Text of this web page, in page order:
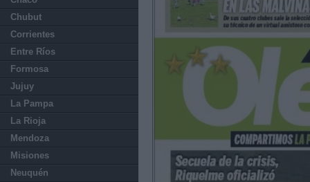
Chubut
Corrientes
Entre Ríos
Formosa
Jujuy
La Pampa
La Rioja
Mendoza
Misiones
Neuquén